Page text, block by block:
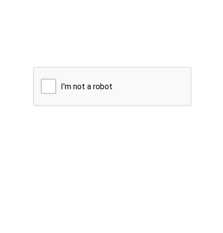
I'm not a robot